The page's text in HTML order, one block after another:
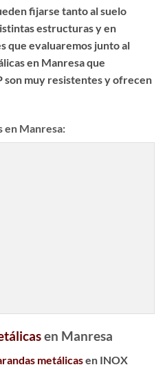
fijarse tanto al suelo
estructuras y en
que evaluaremos junto al
en Manresaque
son muy resistentes y ofrecen
en Manresa:
en Manresa
metálicasen INOX